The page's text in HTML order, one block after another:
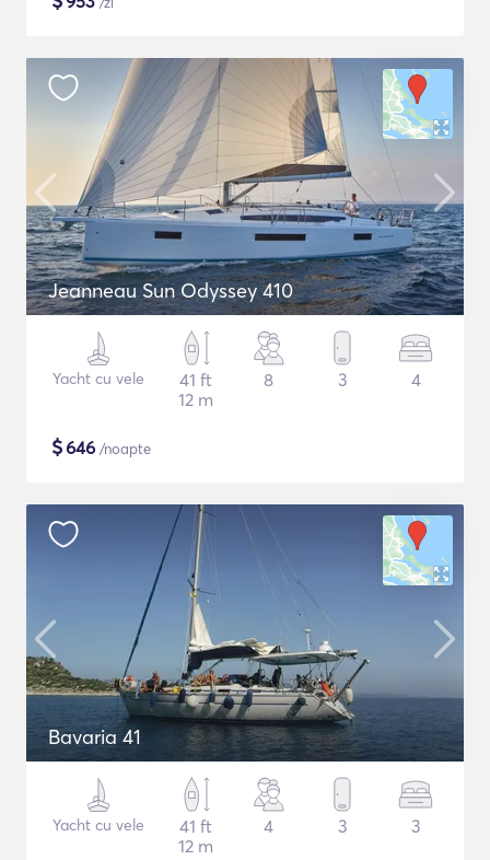
Jeanneau Sun Odyssey 410
Yacht cu vele
41 ft
12 m
8 3 4
$646 /noapte
Bavaria 41
Yacht cu vele
41 ft
12 m
4 3 3